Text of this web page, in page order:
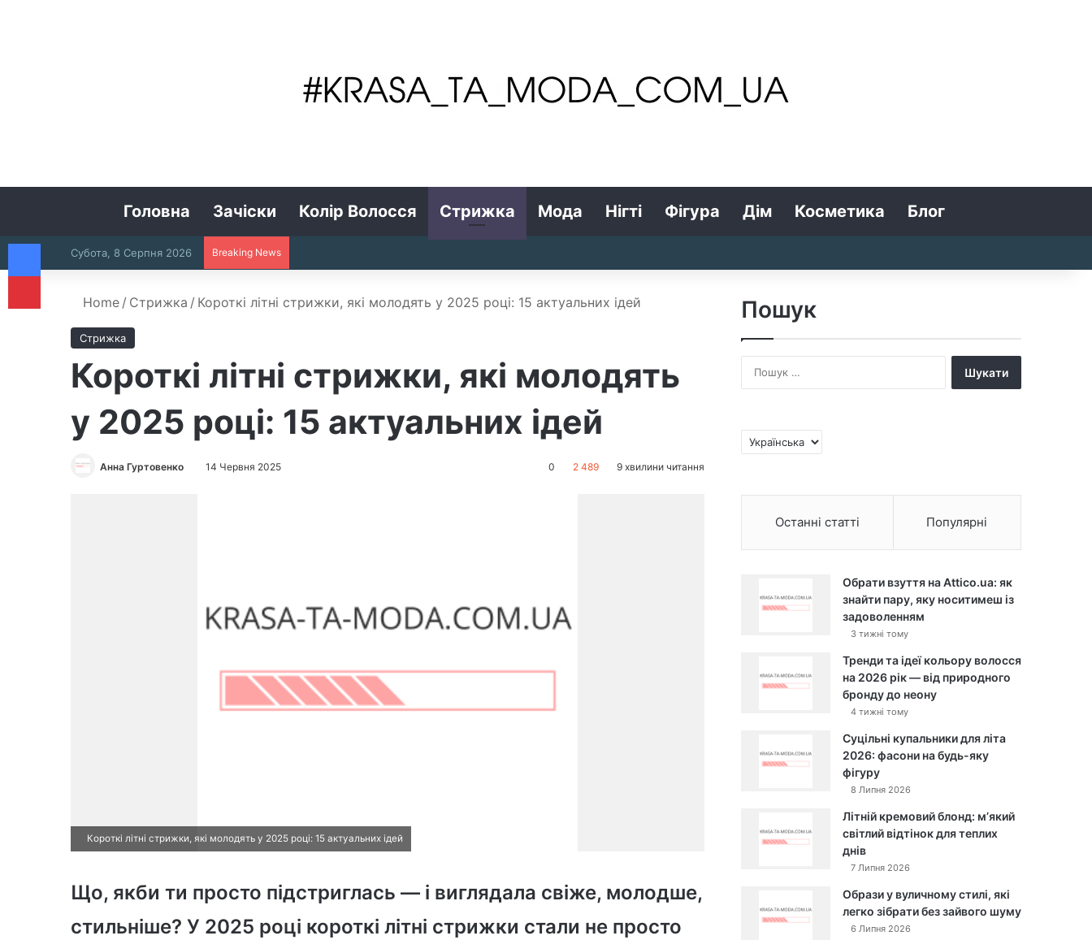
Головна Зачіски Колір Волосся Стрижка Мода Нігті Фігура Дім Косметика Блог
Субота, 8 Серпня 2026 Breaking News
Home / Стрижка / Короткі літні стрижки, які молодять у 2025 році: 15 актуальних ідей
Стрижка
Короткі літні стрижки, які молодять
у 2025 році: 15 актуальних ідей
Анна Гуртовенко 14 Червня 2025 0 2 489 9 хвилини читання
Короткі літні стрижки, які молодять у 2025 році: 15 актуальних ідей
Що, якби ти просто підстриглась — і виглядала свіже, молодше,
стильніше? У 2025 році короткі літні стрижки стали не просто
Пошук
и
Останні статті Популярні
Обрати взуття на Attico.ua: як
знайти пару, яку носитимеш із
задоволенням
3 тижні тому
Тренди та ідеї кольору волосся
на 2026 рік — від природного
бронду до неону
4 тижні тому
Суцільні купальники для літа
2026: фасони на будь-яку
фігуру
8 Липня 2026
Літній кремовий блонд: м’який
світлий відтінок для теплих
днів
7 Липня 2026
Образи у вуличному стилі, які
легко зібрати без зайвого шуму
6 Липня 2026